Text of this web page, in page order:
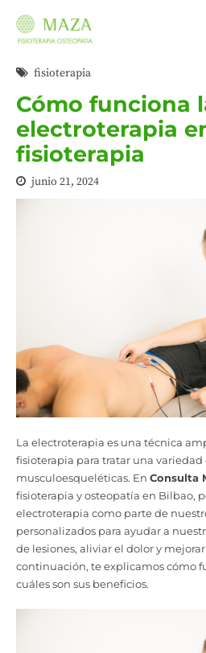
fisioterapia
Cómo funciona
electroterapia
fisioterapia
junio 21, 2024
La electroterapia es una técnica
fisioterapia para tratar una
musculoesqueléticas. En Consulta
fisioterapia y osteopatía en Bilbao,
electroterapia como parte de
personalizados para ayudar a
de lesiones, aliviar el dolor y
continuación, te explicamos cómo
cuáles son sus beneficios.